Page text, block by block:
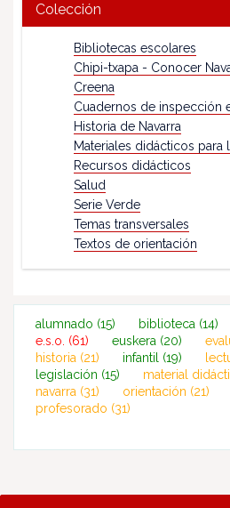
Colección
Bibliotecas escolares
Chipi-txapa - Conocer
Creena
Cuadernos de inspección
Historia de Navarra
Materiales didácticos para
Recursos didácticos
Salud
Serie Verde
Temas transversales
Textos de orientación
alumnado (15) biblioteca (14)
e.s.o. (61) euskera (20)
historia (21) infantil (19)
legislación (15) material
navarra (31) orientación (21)
profesorado (31)